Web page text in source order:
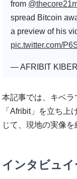
from
spread Bitcoin
a preview of his
pic.twitter.com/
— AFRIBIT
本記事では、キベラ
「Afribit」を立ち上
じて、現地の実像を
インタビュ